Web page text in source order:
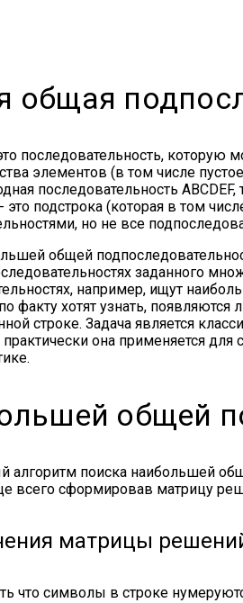
общая
последовательность, которую
элементов (в том числе
последовательность
это подстрока (которая в том
но не все
общей
заданного
например, ищут
факту хотят узнать,
строке. Задача является
она применяется
общей
алгоритм поиска наибольшей
всего сформировав матрицу
матрицы
что символы в строке